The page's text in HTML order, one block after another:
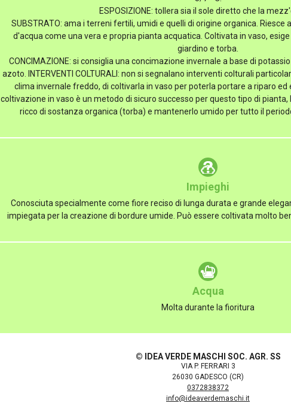
ESPOSIZIONE: tollera sia il sole diretto che la
SUBSTRATO: ama i terreni fertili, umidi e quelli di origine organica. Riesce
d'acqua come una vera e propria pianta acquatica. Coltivata in vaso,
giardino e torba.
CONCIMAZIONE: si consiglia una concimazione invernale a base di
azoto. INTERVENTI COLTURALI: non si segnalano interventi colturali
clima invernale freddo, di coltivarla in vaso per poterla portare a riparo ed
coltivazione in vaso è un metodo di sicuro successo per questo tipo di
ricco di sostanza organica (torba) e mantenerlo umido per tutto il
Impieghi
Conosciuta specialmente come fiore reciso di lunga durata e grande
impiegata per la creazione di bordure umide. Può essere coltivata molto
Acqua
Molta durante la fioritura
© IDEA VERDE MASCHI SOC. AGR. SS
VIA P. FERRARI 3
26030 GADESCO (CR)
0372838372
info@ideaverdemaschi.it